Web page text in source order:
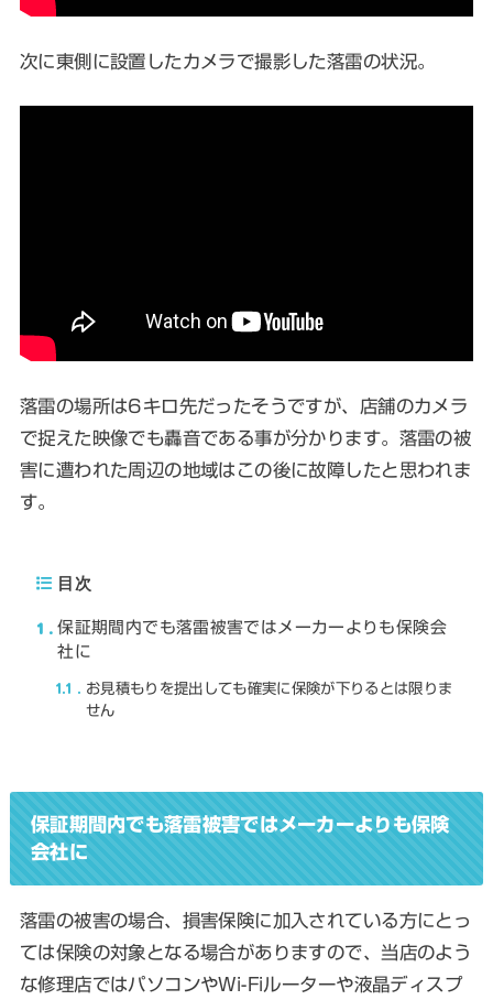
次に東側に設置したカメラで撮影した落雷の状況。
落雷の場所は6キロ先だったそうですが、店舗のカメラ
で捉えた映像でも轟音である事が分かります。落雷の被
害に遭われた周辺の地域はこの後に故障したと思われま
す。
目次
1
保証期間内でも落雷被害ではメーカーよりも保険会
社に
1.1
お見積もりを提出しても確実に保険が下りるとは限りま
せん
保証期間内でも落雷被害ではメーカーよりも保険
会社に
落雷の被害の場合、損害保険に加入されている方にとっ
ては保険の対象となる場合がありますので、当店のよう
な修理店ではパソコンやWi-Fiルーターや液晶ディスプ